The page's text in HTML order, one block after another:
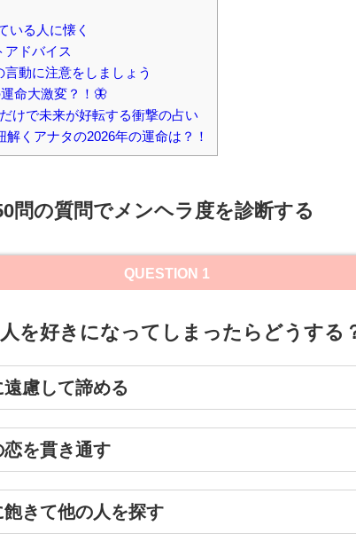
いる人に懐く
ドバイス
動に注意をしましょう
命大激変？！🦋
けで未来が好転する衝撃の占い
解くアナタの2026年の運命は？！
問の質問でメンヘラ度を診断する
QUESTION 1
を好きになってしまったらどうする
遠慮して諦める
恋を貫き通す
飽きて他の人を探す